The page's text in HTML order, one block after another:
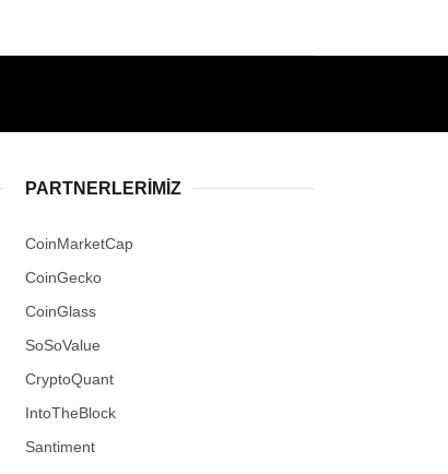
PARTNERLERIMIZ
CoinMarketCap
CoinGecko
CoinGlass
SoSoValue
CryptoQuant
IntoTheBlock
Santiment